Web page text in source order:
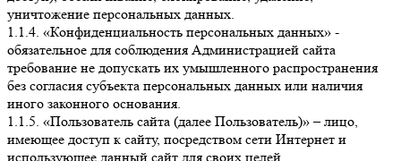
уничтожение персональных данных.
1.1.4. «Конфиденциальность персональных данных» -
обязательное для соблюдения Администрацией сайта
требование не допускать их умышленного распространения
без согласия субъекта персональных данных или наличия
иного законного основания.
1.1.5. «Пользователь сайта (далее Пользователь)» – лицо,
имеющее доступ к сайту, посредством сети Интернет и
использующее данный сайт для своих целей.